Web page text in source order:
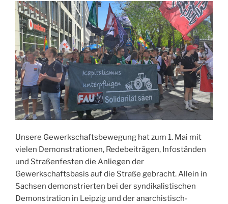
Zusammenfassung,
Fotos“
Unsere Gewerkschaftsbewegung hat zum 1. Mai mit
vielen Demonstrationen, Redebeiträgen, Infoständen
und Straßenfesten die Anliegen der
Gewerkschaftsbasis auf die Straße gebracht. Allein in
Sachsen demonstrierten bei der syndikalistischen
Demonstration in Leipzig und der anarchistisch-